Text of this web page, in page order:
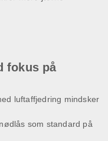
fokus på
luftaffjedring mindsker
som standard på